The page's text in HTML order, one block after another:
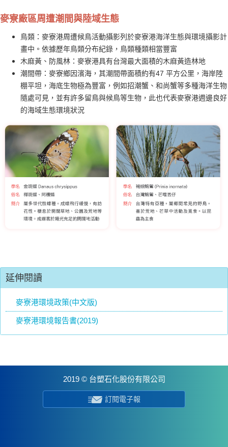
麥寮廠區周遭潮間與陸域生態
鳥類：麥寮港周遭候鳥活動攝影列於麥寮港海洋生態與環境攝影計
畫中。依據歷年鳥類分布紀錄，鳥類種類相當豐富
木麻黃、防風林：麥寮港具有台灣最大面積的木麻黃造林地
潮間帶：麥寮鄉因濱海，其潮間帶面積約有47 平方公里，海岸陸
棚平坦，海底生物極為豐富，例如招潮蟹、和尚蟹等多種海洋生物
隨處可見，並有許多留鳥與候鳥等生物，此也代表麥寮港週邊良好
的海域生態環境狀況
延伸閱讀
麥寮港環境政策(中文版)
麥寮港環境報告書(2019)
2019 © 台塑石化股份有限公司
訂閱電子報